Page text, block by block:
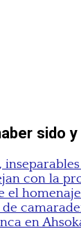
sido
con la
el
en